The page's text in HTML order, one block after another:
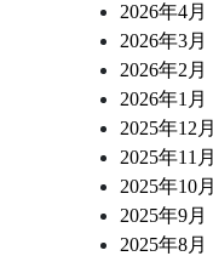
2026年4月
2026年3月
2026年2月
2026年1月
2025年12月
2025年11月
2025年10月
2025年9月
2025年8月